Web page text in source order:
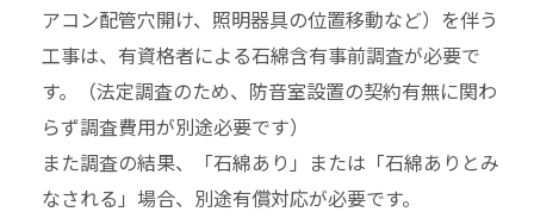
アコン配管穴開け、照明器具の位置移動など）を伴う
工事は、有資格者による石綿含有事前調査が必要で
す。（法定調査のため、防音室設置の契約有無に関わ
らず調査費用が別途必要です）
また調査の結果、「石綿あり」または「石綿ありとみ
なされる」場合、別途有償対応が必要です。